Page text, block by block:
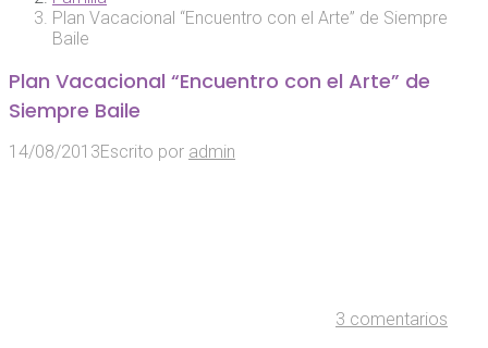
Plan Vacacional “Encuentro con el Arte” de Siempre
Baile
Plan Vacacional “Encuentro con el Arte” de
Siempre Baile
14/08/2013Escrito por admin
3 comentarios